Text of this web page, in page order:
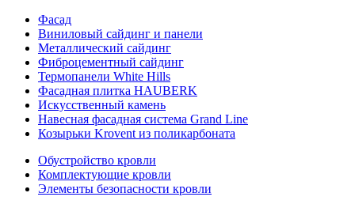
Фасад
Виниловый сайдинг и панели
Металлический сайдинг
Фиброцементный сайдинг
Термопанели White Hills
Фасадная плитка HAUBERK
Искусственный камень
Навесная фасадная система Grand Line
Козырьки Krovent из поликарбоната
Обустройство кровли
Комплектующие кровли
Элементы безопасности кровли